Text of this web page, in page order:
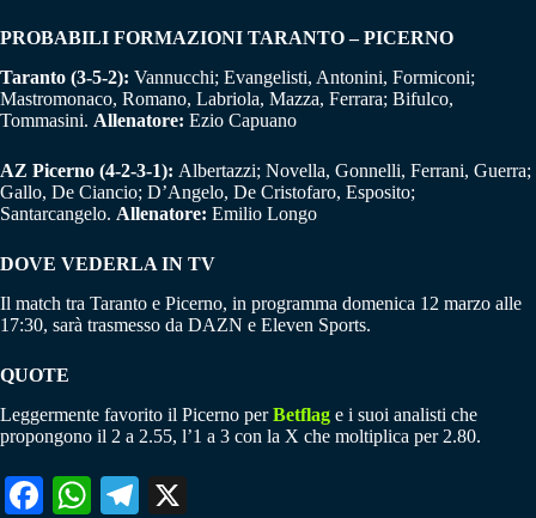
PROBABILI FORMAZIONI TARANTO – PICERNO
Taranto (3-5-2): Vannucchi; Evangelisti, Antonini, Formiconi;
Mastromonaco, Romano, Labriola, Mazza, Ferrara; Bifulco,
Tommasini. Allenatore: Ezio Capuano
AZ Picerno (4-2-3-1): Albertazzi; Novella, Gonnelli, Ferrani, Guerra;
Gallo, De Ciancio; D’Angelo, De Cristofaro, Esposito;
Santarcangelo. Allenatore: Emilio Longo
DOVE VEDERLA IN TV
Il match tra Taranto e Picerno, in programma domenica 12 marzo alle
17:30, sarà trasmesso da DAZN e Eleven Sports.
QUOTE
Leggermente favorito il Picerno perBetflag e i suoi analisti che
propongono il 2 a 2.55, l’1 a 3 con la X che moltiplica per 2.80.
Fa W
Te